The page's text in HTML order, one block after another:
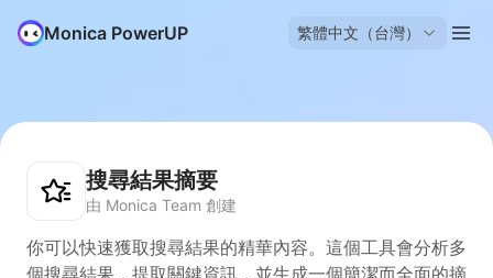
Monica PowerUP 繁體中文（台灣）
搜尋結果摘要
由 Monica Team 創建
你可以快速獲取搜尋結果的精華內容。這個工具會分析多
個搜尋結果，提取關鍵資訊，並生成一個簡潔而全面的摘